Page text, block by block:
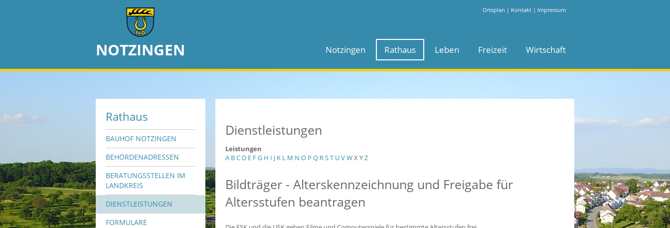
Ortsplan | Kontakt | Impressum
NOTZINGEN Notzingen Rathaus Leben Freizeit Wirtschaft
Rathaus
BAUHOF NOTZINGEN
BEHÖRDENADRESSEN
BERATUNGSSTELLEN IM
LANDKREIS
DIENSTLEISTUNGEN
FORMULARE
Dienstleistungen
Leistungen
A BC D E FG H I J K L M N O P Q RST UVWXYZ
Bildträger - Alterskennzeichnung und Freigabe für
Altersstufen beantragen